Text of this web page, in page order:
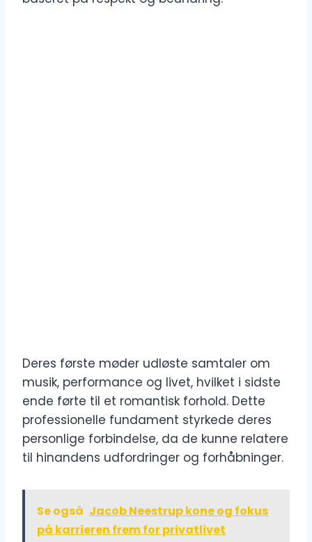
Deres første møder udløste samtaler om
musik, performance og livet, hvilket i sidste
ende førte til et romantisk forhold. Dette
professionelle fundament styrkede deres
personlige forbindelse, da de kunne relatere
til hinandens udfordringer og forhåbninger.
Se også Jacob Neestrup kone og fokus
på karrieren frem for privatlivet